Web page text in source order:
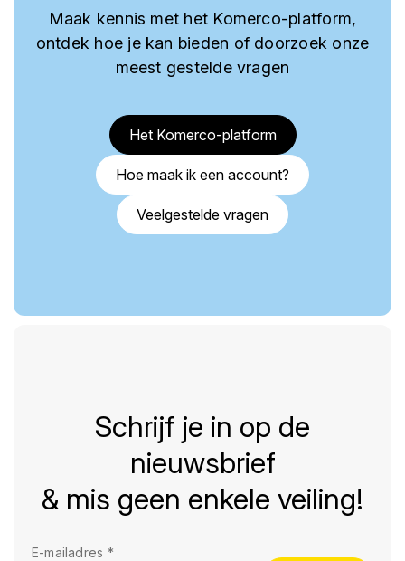
Maak kennis met het Komerco-platform,
ontdek hoe je kan bieden of doorzoek onze
meest gestelde vragen
Het Komerco-platform
Hoe maak ik een account?
Veelgestelde vragen
Schrijf je in op de
nieuwsbrief
& mis geen enkele veiling!
E-mailadres *